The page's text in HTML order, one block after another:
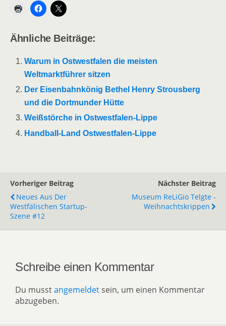
Ähnliche Beiträge:
Warum in Ostwestfalen die meisten
Weltmarktführer sitzen
Der Eisenbahnkönig Bethel Henry Strousberg
und die Dortmunder Hütte
Weißstörche in Ostwestfalen-Lippe
Handball-Land Ostwestfalen-Lippe
Vorheriger Beitrag
Neues Aus Der
Westfälischen Startup-
Szene #12
Nächster Beitrag
Museum ReLiGio Telgte -
Weihnachtskrippen
Schreibe einen Kommentar
Du musstangemeldet sein, um einen Kommentar
abzugeben.